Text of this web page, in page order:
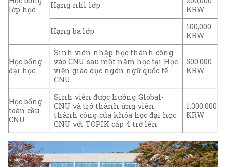
lớp học
Hạng nhì lớp
KRW
Hạng ba lớp
100,000
KRW
Học bổng
đại học
Sinh viên nhập học thành công
vào CNU sau một năm học tại Học
viện giáo dục ngôn ngữ quốc tế
CNU
500.000
KRW
Học bổng
toàn cầu
CNU
Sinh viên được hưởng Global-
CNU và trở thành ứng viên
thành công của khóa học đại học
CNU với TOPIK cấp 4 trở lên
1.300.000
KRW